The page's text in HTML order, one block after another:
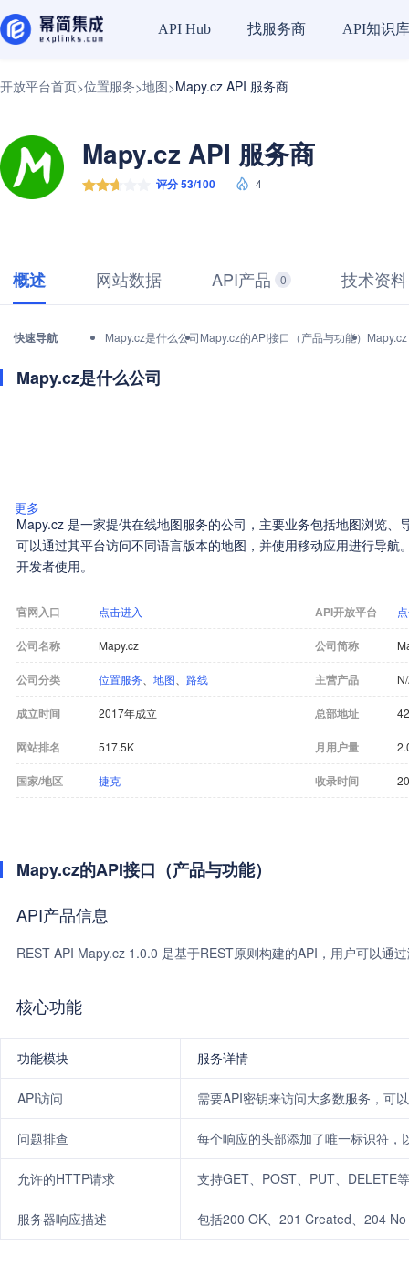
API Hub 找服务商 API知识库
开放平台首页>位置服务>地图>Mapy.cz API 服务商
Mapy.cz API 服务商
评分 53/100 4
概述 网站数据 API产品 0 技术资料
快速导航 Mapy.cz是什么公司Mapy.cz的API接口（产品与功能）
Mapy.cz是什么公司
更多
Mapy.cz 是一家提供在线地图服务的公司，主要业务包括地图浏览、
可以通过其平台访问不同语言版本的地图，并使用移动应用进行导航
开发者使用。
官网入口 点击进入 API开放平台
公司名称 Mapy.cz 公司简称
公司分类 位置服务 地图 路线 主营产品
成立时间 2017年成立 总部地址
网站排名 517.5K 月用户量
国家/地区 捷克 收录时间
Mapy.cz的API接口（产品与功能）
API产品信息
REST API Mapy.cz 1.0.0 是基于REST原则构建的API，用户可以通
核心功能
功能模块 服务详情
API访问 需要API密钥来访问大多数服务，可
问题排查 每个响应的头部添加了唯一标识符，
允许的HTTP请求 支持GET、POST、PUT、DELETE
服务器响应描述 包括200 OK、201 Created、204